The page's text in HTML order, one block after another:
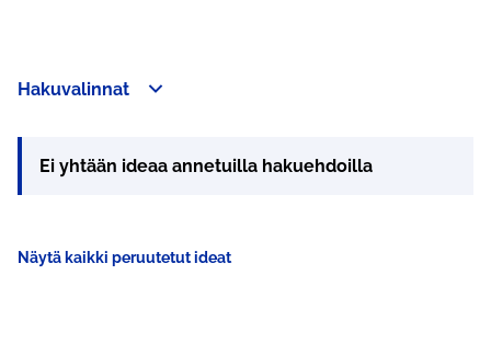
Hakuvalinnat
Ei yhtään ideaa annetuilla hakuehdoilla
Näytä kaikki peruutetut ideat